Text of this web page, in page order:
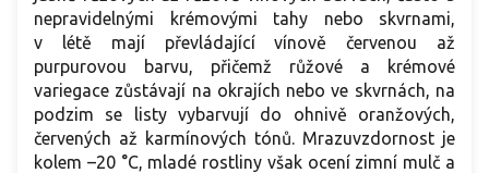
nepravidelnými krémovými tahy nebo skvrnami,
v létě mají převládající vínově červenou až
purpurovou barvu, přičemž růžové a krémové
variegace zůstávají na okrajích nebo ve skvrnách, na
podzim se listy vybarvují do ohnivě oranžových,
červených až karmínových tónů. Mrazuvzdornost je
kolem –20 °C, mladé rostliny však ocení zimní mulč a